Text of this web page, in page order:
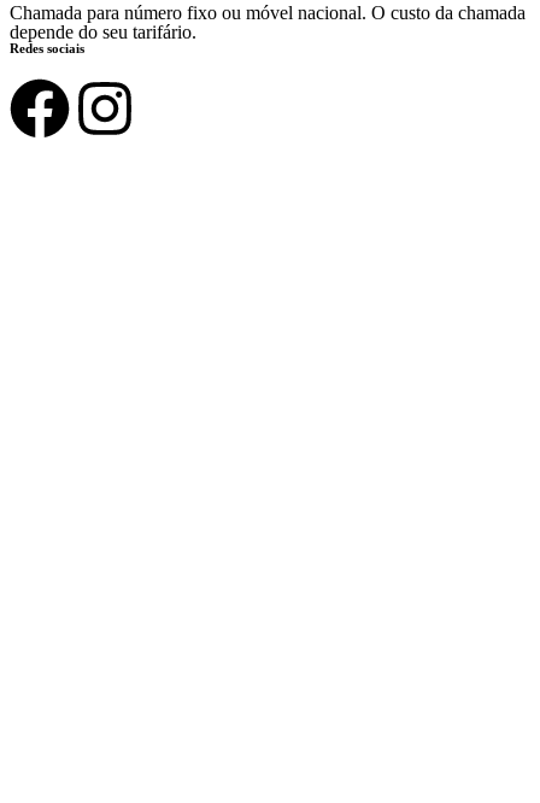
Chamada para número fixo ou móvel nacional. O custo da chamada
depende do seu tarifário.
Redes sociais